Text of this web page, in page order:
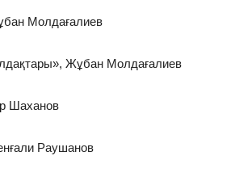
Молдағалиев
Жұбан Молдағалиев
Шаханов
Раушанов